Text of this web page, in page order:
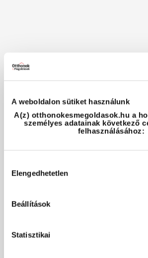
A weboldalon sütiket használunk
A(z) otthonokesmegoldasok.hu a
személyes adatainak következő
felhasználásához:
kiválasztása
Elengedhetetlen
Beállítások
Statisztikai